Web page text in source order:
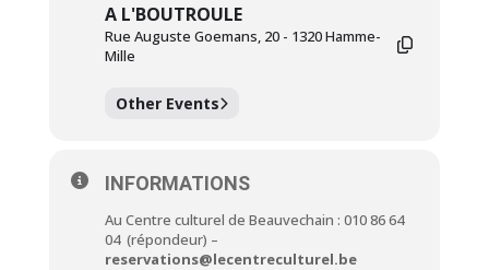
A L'BOUTROULE
Rue Auguste Goemans, 20 - 1320 Hamme-
Mille
Other Events
INFORMATIONS
Au Centre culturel de Beauvechain : 010 86 64
04 (répondeur) –
reservations@lecentreculturel.be